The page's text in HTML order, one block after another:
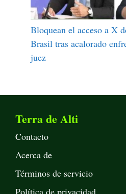
Bloquean el acceso a X
Brasil tras acalorado
juez
Terra de Alti
Contacto
Acerca de
Términos de servicio
Política de privacidad